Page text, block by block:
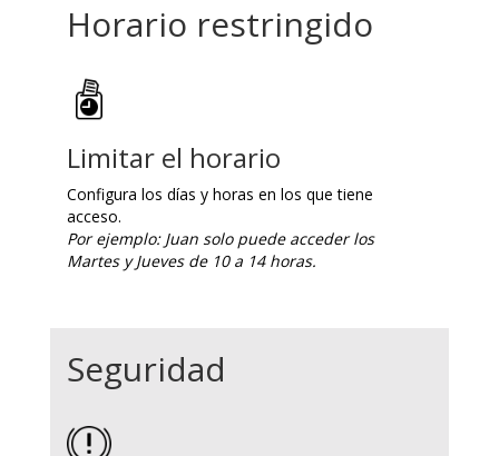
Horario restringido
Limitar el horario
Configura los días y horas en los que tiene
acceso.
Por ejemplo: Juan solo puede acceder los
Martes y Jueves de 10 a 14 horas.
Seguridad